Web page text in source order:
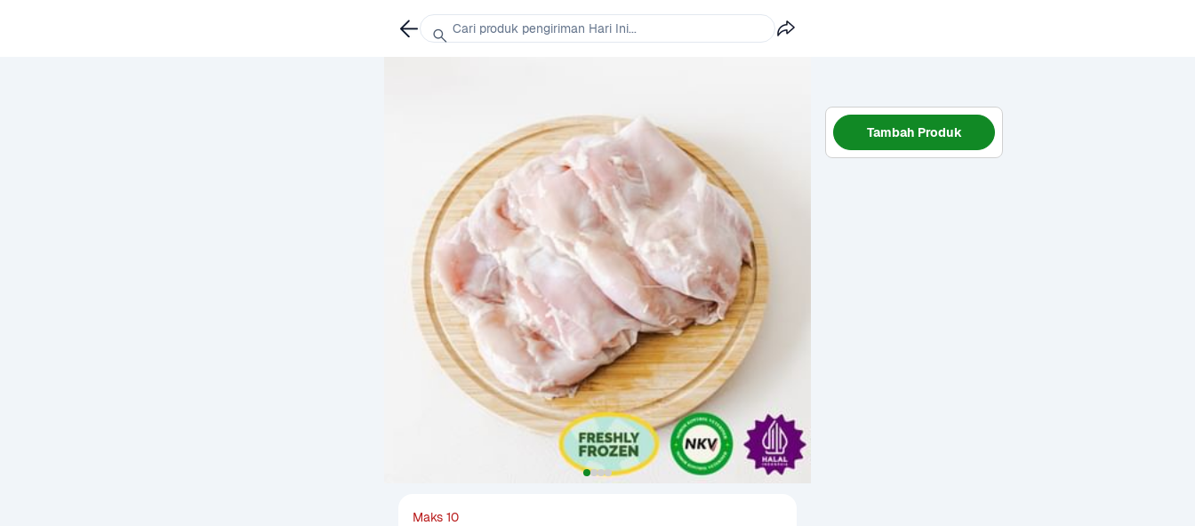
Maks 10
Tambah Produk
Cari produk pengiriman Hari Ini...